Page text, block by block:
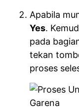
Apabila
Yes.
pada
tekan
proses